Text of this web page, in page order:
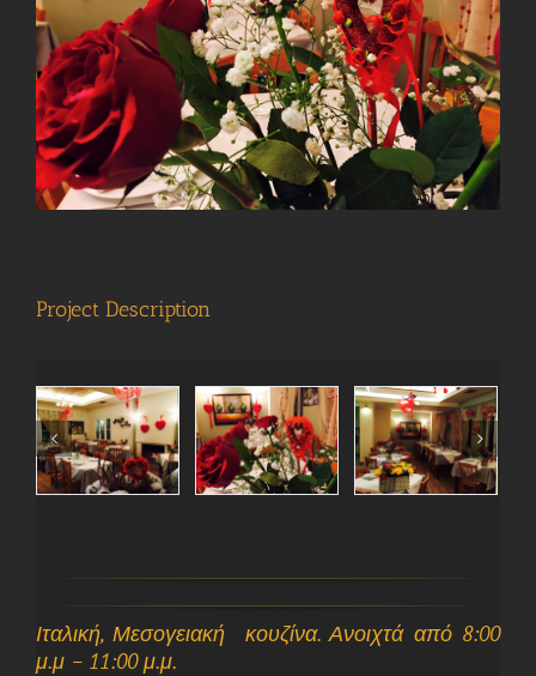
Project Description
Ιταλική, Μεσογειακή κουζίνα. Ανοιχτά από 8:00
μ.μ – 11:00 μ.μ.